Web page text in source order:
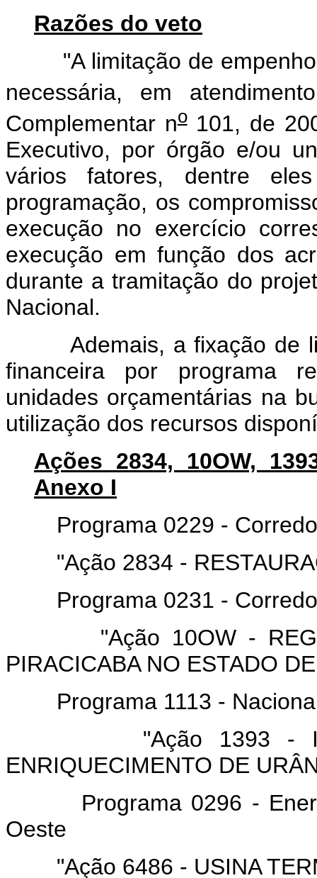
Razões do veto
"A limitação de empenho
necessária, em
Complementar no101, de
Executivo, por órgão e/ou
vários fatores, dentre
programação, os
execução no exercício
execução em função dos
durante a tramitação do
Nacional.
Ademais, a fixação de
financeira por programa
unidades orçamentárias na
utilização dos recursos
Ações 2834, 10OW,
Anexo I
Programa 0229 -
"Ação 2834 -
Programa 0231 -
"Ação 10OW -
PIRACICABA NO ESTADO
Programa 1113 - Nacional
"Ação 1393 -
ENRIQUECIMENTO DE
Programa 0296 -
Oeste
"Ação 6486 - USINA